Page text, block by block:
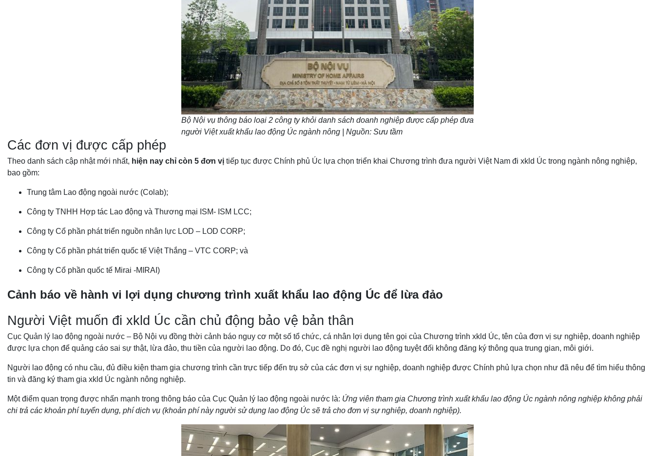
Bộ Nội vụ thông báo loại 2 công ty khỏi danh sách doanh nghiệp được cấp phép đưa
người Việt xuất khẩu lao động Úc ngành nông | Nguồn: Sưu tầm
Các đơn vị được cấp phép
Theo danh sách cập nhật mới nhất, hiện nay chỉ còn 5 đơn vị tiếp tục được Chính phủ Úc lựa chọn triển khai Chương trình đưa người Việt Nam đi xkld Úc trong ngành nông nghiệp,
bao gồm:
Trung tâm Lao động ngoài nước (Colab);
Công ty TNHH Hợp tác Lao động và Thương mại ISM- ISM LCC;
Công ty Cổ phần phát triển nguồn nhân lực LOD – LOD CORP;
Công ty Cổ phần phát triển quốc tế Việt Thắng – VTC CORP; và
Công ty Cổ phần quốc tế Mirai -MIRAI)
Cảnh báo về hành vi lợi dụng chương trình xuất khẩu lao động Úc để lừa đảo
Người Việt muốn đi xkld Úc cần chủ động bảo vệ bản thân
Cục Quản lý lao động ngoài nước – Bộ Nội vụ đồng thời cảnh báo nguy cơ một số tổ chức, cá nhân lợi dụng tên gọi của Chương trình xkld Úc, tên của đơn vị sự nghiệp, doanh nghiệp
được lựa chọn để quảng cáo sai sự thật, lừa đảo, thu tiền của người lao động. Do đó, Cục đề nghị người lao động tuyệt đối không đăng ký thông qua trung gian, môi giới.
Người lao động có nhu cầu, đủ điều kiện tham gia chương trình cần trực tiếp đến trụ sở của các đơn vị sự nghiệp, doanh nghiệp được Chính phủ lựa chọn như đã nêu để tìm hiểu thông
tin và đăng ký tham gia xkld Úc ngành nông nghiệp.
Một điểm quan trọng được nhấn mạnh trong thông báo của Cục Quản lý lao động ngoài nước là: Ứng viên tham gia Chương trình xuất khẩu lao động Úc ngành nông nghiệp không phải
chi trả các khoản phí tuyển dụng, phí dịch vụ (khoản phí này người sử dụng lao động Úc sẽ trả cho đơn vị sự nghiệp, doanh nghiệp).